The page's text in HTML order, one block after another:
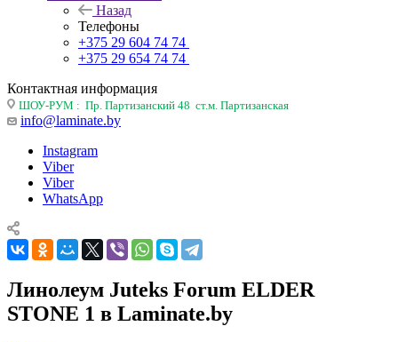
Назад
Телефоны
+375 29 604 74 74
+375 29 654 74 74
Контактная информация
ШОУ-РУМ : Пр. Партизанский 48 ст.м. Партизанская
info@laminate.by
Instagram
Viber
Viber
WhatsApp
Линолеум Juteks Forum ELDER
STONE 1 в Laminate.by